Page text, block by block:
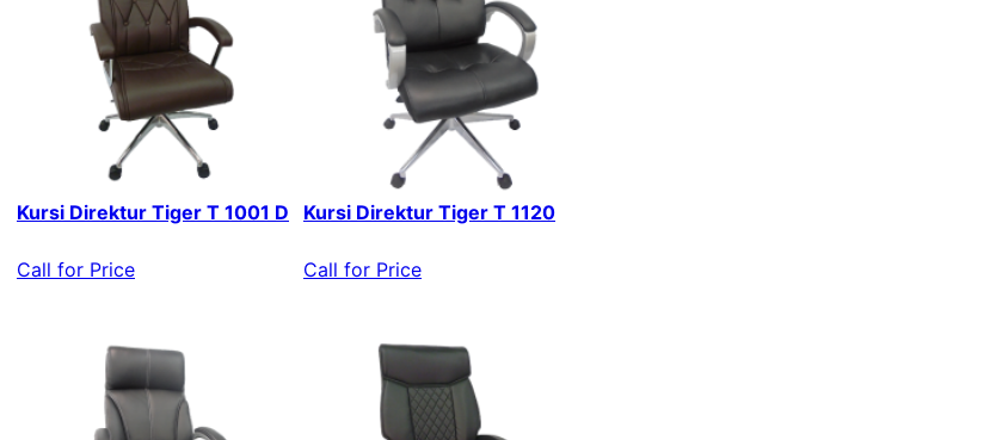
Kursi Direktur Tiger T 1001 D
Call for Price
Kursi Direktur Tiger T 1120
Call for Price